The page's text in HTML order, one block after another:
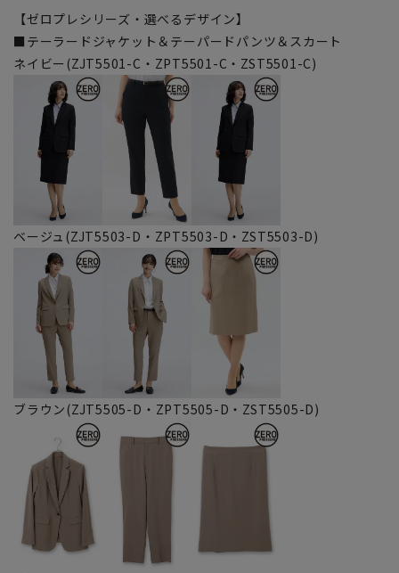
【ゼロプレシリーズ・選べるデザイン】
■テーラードジャケット＆テーパードパンツ＆スカート
ネイビー(ZJT5501-C・ZPT5501-C・ZST5501-C)
ベージュ(ZJT5503-D・ZPT5503-D・ZST5503-D)
ブラウン(ZJT5505-D・ZPT5505-D・ZST5505-D)